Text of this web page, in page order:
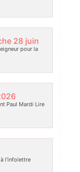
28 juin
pour la
Paul Mardi Lire
l’infolettre